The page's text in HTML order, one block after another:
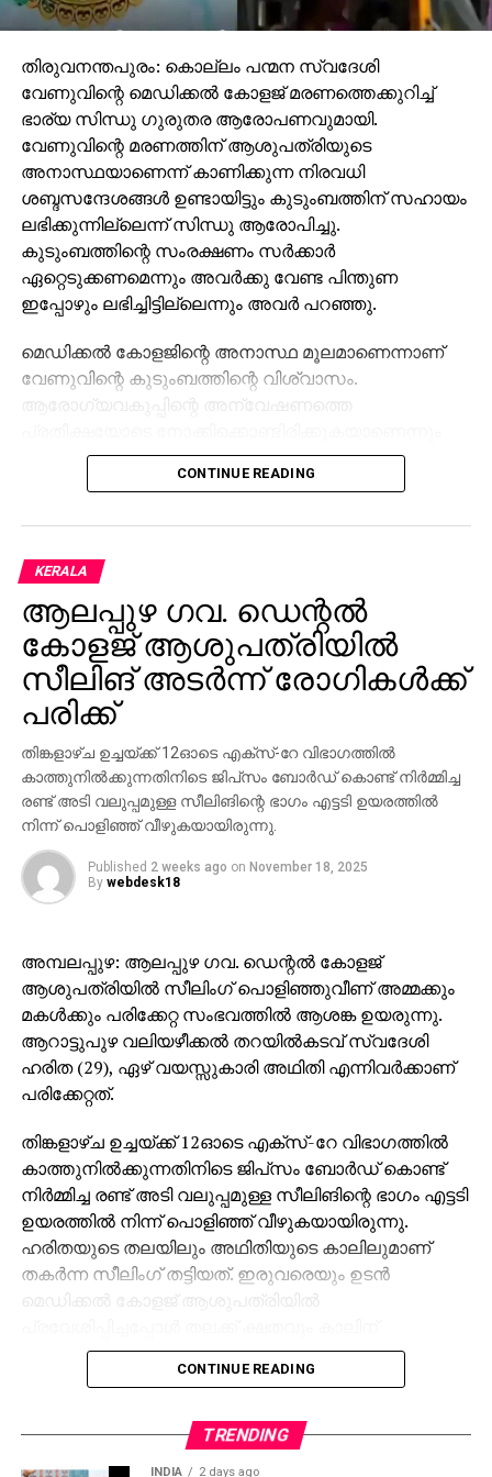
പകര്‍ത്തി. ഇതിലെ വ്യത്യസ്തമായ ഫ്രെയിമുകളാണ്
സന്തോഷിനെ ശ്രദ്ധേയനാക്കിയത്. ഹിന്ദുസ്ഥാന്‍
ടൈംസ് ഉള്‍പ്പെടെ നിരവധി മാധ്യമ സ്ഥാപനങ്ങളിലും
ന്യൂസ് ഏജന്‍സികളിലും ഫ്രീലാന്‍സറായി.
പത്തനംതിട്ട ജില്ലയിലെ കവിയൂര്‍ സ്വദേശിയായ
സന്തോഷിന് നിരവധി പുരസ്‌കാരങ്ങളും ലഭിച്ചിട്ടുണ്ട്.
സര്‍ക്കാരിന്റെ വിവിധ പ്രോജക്ടുകളുടെ
ഡോക്യൂമെന്‍േഷന്‍ മേഖലയിലാണ് സന്തോഷ്
നിലവില്‍ പ്രവര്‍ത്തിക്കുന്നത്.
തിരുവനന്തപുരം: കൊല്ലം പന്മന സ്വദേശി
വേണുവിന്റെ മെഡിക്കല്‍ കോളജ് മരണത്തെക്കുറിച്ച്
ഭാര്യ സിന്ധു ഗുരുതര ആരോപണവുമായി.
വേണുവിന്റെ മരണത്തിന് ആശുപത്രിയുടെ
അനാസ്ഥയാണെന്ന് കാണിക്കുന്ന നിരവധി
ശബ്ദസന്ദേശങ്ങള്‍ ഉണ്ടായിട്ടും കുടുംബത്തിന് സഹായം
ലഭിക്കുന്നില്ലെന്ന് സിന്ധു ആരോപിച്ചു.
കുടുംബത്തിന്റെ സംരക്ഷണം സര്‍ക്കാര്‍
ഏറ്റെടുക്കണമെന്നും അവര്‍ക്കു വേണ്ട പിന്തുണ
ഇപ്പോഴും ലഭിച്ചിട്ടില്ലെന്നും അവര്‍ പറഞ്ഞു.
മെഡിക്കല്‍ കോളജിന്റെ അനാസ്ഥ മൂലമാണെന്നാണ്
വേണുവിന്റെ കുടുംബത്തിന്റെ വിശ്വാസം.
ആരോഗ്യവകുപ്പിന്റെ അന്വേഷണത്തെ
സിന്ധു കൂട്ടിച്ചേര്‍ത്തു.
രൂപീകരിച്ച അന്വേഷണസംഘം ഇന്ന് കൊല്ലം
പന്മനയിലെ വീട്ടിലെത്തി കുടുംബത്തിന്റെ
മൊഴിയെടുക്കും. മരണാനന്തര ചടങ്ങുകള്‍
നടക്കുന്നതിനാല്‍ തിരുവനന്തപുരത്ത് മൊഴിയെടുക്കാന്‍
സാധിക്കില്ലെന്ന് കുടുംബം അറിയിച്ചതിനെ
തുടര്‍ന്നാണ് സംഘം വീട്ടിലെത്തുന്നത്. ഉച്ചയ്ക്ക് 12
മണിയോടെ സംഘം എത്തുമെന്നാണ് വിവരം.
കോളജ് ആശുപത്രിയില്‍ ചികിത്സാപിഴവ്
ആരോപണത്തിനിടെ വേണു മരിച്ചത്. ഒന്നിലധികം
ദിവസങ്ങളോളം വേണ്ടത്ര ചികിത്സ നല്‍കിയില്ലെന്നും,
അവസാനം നിമിഷം മാത്രമാണ് ഐസിയുവിലേക്ക്
മാറ്റിയത് എന്നും കുടുംബം ആരോപിക്കുന്നു. ഇതാണ്
വേണുവിന്റെ ആരോഗ്യനില വഷളാകാനും
ഓട്ടോ ഓടിച്ചാണ് വേണു കുടുംബം പോഷിച്ച്
വന്നിരുന്നത്. ഭര്‍ത്താവിന്റെ വരുമാനമാണ് ജീവിതത്തിന്റെ
അടിസ്ഥാനമായതെന്നും ഇപ്പോഴുണ്ടായ നഷ്ടം അതീവ
ഗുരുതരമാണെന്നും ഭാര്യയും ബന്ധുക്കളും പറയുന്നു.
CONTINUE READING
KERALA
ആലപ്പുഴ ഗവ. ഡെന്റല്‍
കോളജ് ആശുപത്രിയില്‍
സീലിങ് അടര്‍ന്ന് രോഗികള്‍ക്ക്
പരിക്ക്
തിങ്കളാഴ്ച ഉച്ചയ്ക്ക് 12ഓടെ എക്‌സ്-റേ വിഭാഗത്തില്‍
കാത്തുനില്‍ക്കുന്നതിനിടെ ജിപ്‌സം ബോര്‍ഡ് കൊണ്ട് നിര്‍മ്മിച്ച
രണ്ട് അടി വലുപ്പമുള്ള സീലിങിന്റെ ഭാഗം എട്ടടി ഉയരത്തില്‍
നിന്ന് പൊളിഞ്ഞ് വീഴുകയായിരുന്നു.
Published 2 weeks ago on November 18, 2025
By webdesk18
അമ്പലപ്പുഴ: ആലപ്പുഴ ഗവ. ഡെന്റല്‍ കോളജ്
ആശുപത്രിയില്‍ സീലിംഗ് പൊളിഞ്ഞുവീണ് അമ്മക്കും
മകള്‍ക്കും പരിക്കേറ്റ സംഭവത്തില്‍ ആശങ്ക ഉയരുന്നു.
ആറാട്ടുപുഴ വലിയഴീക്കല്‍ തറയില്‍കടവ് സ്വദേശി
ഹരിത (29), ഏഴ് വയസ്സുകാരി അഥിതി എന്നിവര്‍ക്കാണ്
പരിക്കേറ്റത്.
തിങ്കളാഴ്ച ഉച്ചയ്ക്ക് 12ഓടെ എക്‌സ്-റേ വിഭാഗത്തില്‍
കാത്തുനില്‍ക്കുന്നതിനിടെ ജിപ്‌സം ബോര്‍ഡ് കൊണ്ട്
നിര്‍മ്മിച്ച രണ്ട് അടി വലുപ്പമുള്ള സീലിങിന്റെ ഭാഗം എട്ടടി
ഉയരത്തില്‍ നിന്ന് പൊളിഞ്ഞ് വീഴുകയായിരുന്നു.
ഹരിതയുടെ തലയിലും അഥിതിയുടെ കാലിലുമാണ്
തകര്‍ന്ന സീലിംഗ് തട്ടിയത്. ഇരുവരെയും ഉടന്‍
മെഡിക്കല്‍ കോളജ് ആശുപത്രിയില്‍
പരിക്കുമാണ് കണ്ടെത്തിയത്. നിലവില്‍ ഇവര്‍
നിരീക്ഷണത്തിലാണ്.
2019-ല്‍ മാത്രം ആദ്യ നില നിര്‍മ്മിച്ചു പൂര്‍ത്തിയാക്കിയ
ഈ കെട്ടിടം ഇന്ത്യന്‍ ഡെന്റല്‍ കൗണ്‍സില്‍
CONTINUE READING
TRENDING
INDIA 2 days ago